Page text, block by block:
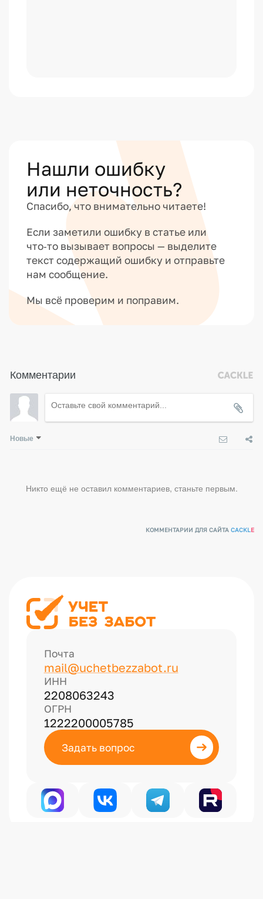
Нашли ошибку
или неточность?
Спасибо, что внимательно читаете!
Если заметили ошибку в статье или
что‑то вызывает вопросы — выделите
текст содержащий ошибку и отправьте
нам сообщение.
Мы всё проверим и поправим.
Комментарии
Новые
Никто ещё не оставил комментариев, станьте первым.
КОММЕНТАРИИ ДЛЯ САЙТАCACKLE
Почта
mail@uchetbezzabot.ru
ИНН
2208063243
ОГРН
1222200005785
Задать вопрос